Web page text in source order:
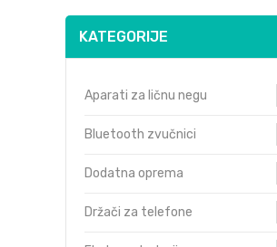
KATEGORIJE
Aparati za ličnu negu
Bluetooth zvučnici
Dodatna oprema
Držači za telefone